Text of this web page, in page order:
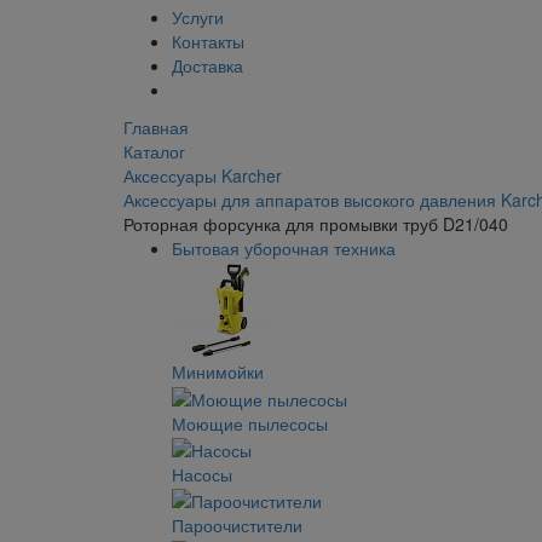
Услуги
Контакты
Доставка
Главная
Каталог
Аксессуары Karcher
Аксессуары для аппаратов высокого давления
Роторная форсунка для промывки труб D21/040
Бытовая уборочная техника
Минимойки
Моющие пылесосы
Насосы
Пароочистители